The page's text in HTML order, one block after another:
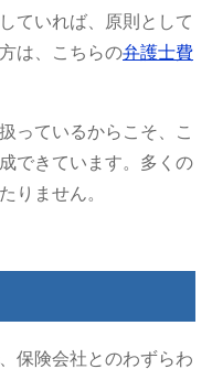
ていれば、原則として
は、こちらの弁護士費
っているからこそ、こ
できています。多くの
りません。
保険会社とのわずらわ